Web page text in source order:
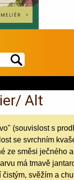
Alt
(souvislost s
se svrchním
ze směsi ječného
má tmavě
svěžím a